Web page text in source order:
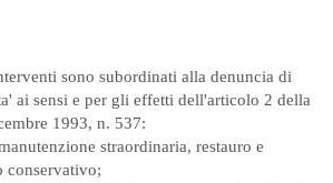
sono subordinati alla denuncia di
ai sensi e per gli effetti dell'articolo 2 della
1993, n. 537:
straordinaria, restauro e
conservativo;